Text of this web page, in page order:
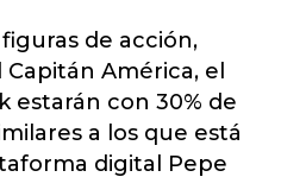
de acción,
América, el
estarán con 30% de
a los que está
digital Pepe